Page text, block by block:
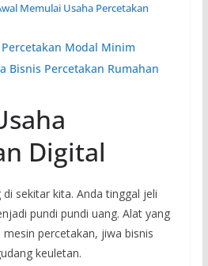
Memulai Usaha Percetakan
Modal Minim
Bisnis Percetakan Rumahan
Digital
sekitar kita. Anda tinggal jeli
pundi pundi uang. Alat yang
percetakan, jiwa bisnis
keuletan.